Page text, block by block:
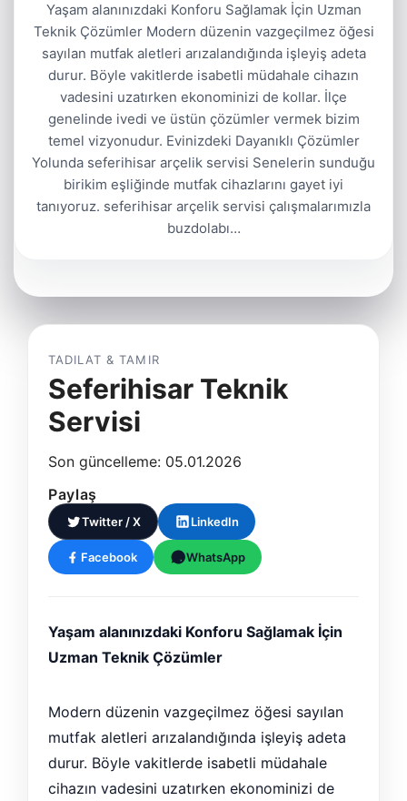
Yaşam alanınızdaki Konforu Sağlamak İçin Uzman
Teknik Çözümler Modern düzenin vazgeçilmez öğesi
sayılan mutfak aletleri arızalandığında işleyiş adeta
durur. Böyle vakitlerde isabetli müdahale cihazın
vadesini uzatırken ekonominizi de kollar. İlçe
genelinde ivedi ve üstün çözümler vermek bizim
temel vizyonudur. Evinizdeki Dayanıklı Çözümler
Yolunda seferihisar arçelik servisi Senelerin sunduğu
birikim eşliğinde mutfak cihazlarını gayet iyi
tanıyoruz. seferihisar arçelik servisi çalışmalarımızla
buzdolabı…
TADILAT & TAMIR
Seferihisar Teknik
Servisi
Son güncelleme: 05.01.2026
Paylaş
Twitter / X LinkedIn
Facebook WhatsApp
Yaşam alanınızdaki Konforu Sağlamak İçin
Uzman Teknik Çözümler
Modern düzenin vazgeçilmez öğesi sayılan
mutfak aletleri arızalandığında işleyiş adeta
durur. Böyle vakitlerde isabetli müdahale
cihazın vadesini uzatırken ekonominizi de